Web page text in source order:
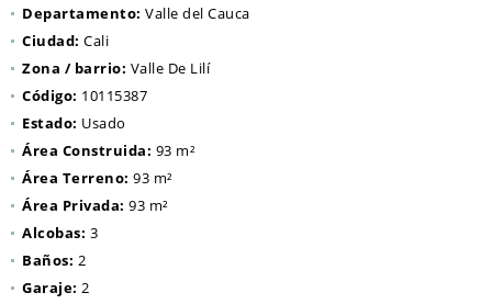
Departamento: Valle del Cauca
Ciudad: Cali
Zona / barrio: Valle De Lilí
Código: 10115387
Estado: Usado
Área Construida: 93 m²
Área Terreno: 93 m²
Área Privada: 93 m²
Alcobas: 3
Baños: 2
Garaje: 2